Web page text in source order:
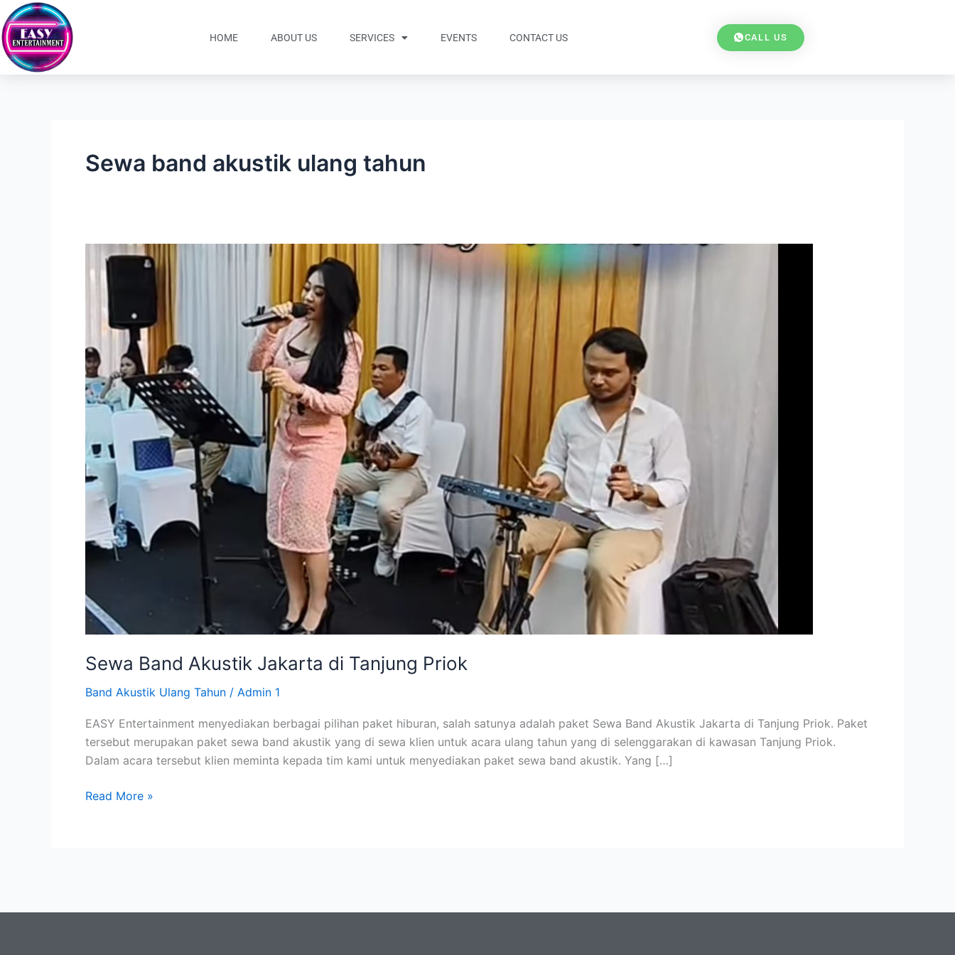
Lewati
ke
konten
HOME ABOUT US SERVICES EVENTS CONTACT US CALL US
Sewa band akustik ulang tahun
Sewa Band Akustik Jakarta di Tanjung Priok
Band Akustik Ulang Tahun / Admin 1
EASY Entertainment menyediakan berbagai pilihan paket hiburan, salah satunya adalah paket Sewa Band Akustik Jakarta di Tanjung Priok. Paket
tersebut merupakan paket sewa band akustik yang di sewa klien untuk acara ulang tahun yang di selenggarakan di kawasan Tanjung Priok.
Dalam acara tersebut klien meminta kepada tim kami untuk menyediakan paket sewa band akustik. Yang […]
Sewa
Band
Akustik
Jakarta
Tanjung
Priok
Read More »